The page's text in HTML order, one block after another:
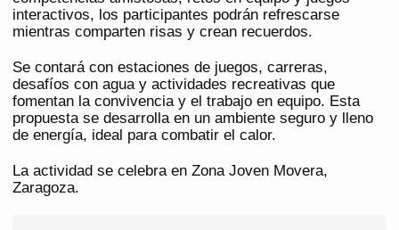
interactivos, los participantes podrán refrescarse
mientras comparten risas y crean recuerdos.
Se contará con estaciones de juegos, carreras,
desafíos con agua y actividades recreativas que
fomentan la convivencia y el trabajo en equipo. Esta
propuesta se desarrolla en un ambiente seguro y lleno
de energía, ideal para combatir el calor.
La actividad se celebra en Zona Joven Movera,
Zaragoza.